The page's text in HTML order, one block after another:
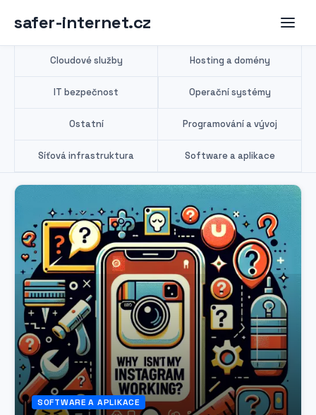
safer-internet.cz
Cloudové služby Hosting a domény
IT bezpečnost Operační systémy
Ostatní Programování a vývoj
Síťová infrastruktura Software a aplikace
SOFTWARE A APLIKACE